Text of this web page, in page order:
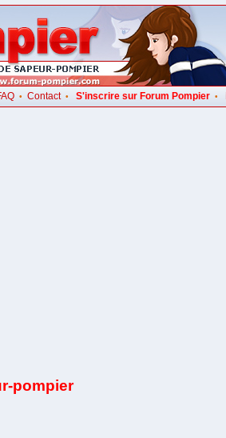
• Contact• S'inscrire sur Forum Pompier•
pompier